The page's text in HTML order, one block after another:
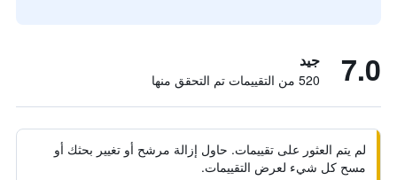
7.0 جيد
520 من التقييمات تم التحقق منها
لم يتم العثور على تقييمات. حاول إزالة مرشح أو تغيير بحثك أو
مسح كل شيء لعرض التقييمات.